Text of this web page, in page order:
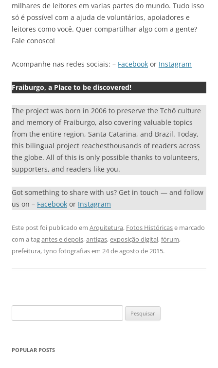
milhares de leitores em varias partes do mundo. Tudo isso
só é possível com a ajuda de voluntários, apoiadores e
leitores como você. Quer compartilhar algo com a gente?
Fale conosco!
Acompanhe nas redes sociais: – Facebook or Instagram
Fraiburgo, a Place to be discovered!
The project was born in 2006 to preserve the Tchô culture
and memory of Fraiburgo, also covering valuable topics
from the entire region, Santa Catarina, and Brazil. Today,
this bilingual project reachesthousands of readers across
the globe. All of this is only possible thanks to volunteers,
supporters, and readers like you.
Got something to share with us? Get in touch — and follow
us on – Facebook or Instagram
Este post foi publicado em Arquitetura, Fotos Históricase marcado
com a tagantes e depois,antigas,exposição digital,fórum,
prefeitura,tyno fotografiasem 24 de agosto de 2015.
por:
POPULAR POSTS